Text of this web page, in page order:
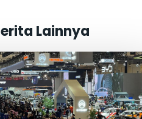
Lainnya